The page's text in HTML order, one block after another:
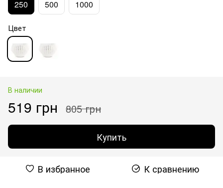
250 500 1000
Цвет
В наличии
519 грн 805 грн
Купить
В избранное К сравнению